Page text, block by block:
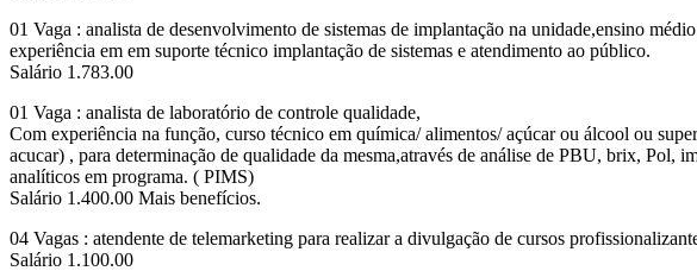
01 Vaga : analista de desenvolvimento de sistemas de implantação na unidade,ensino
experiência em em suporte técnico implantação de sistemas e atendimento ao público.
Salário 1.783.00
01 Vaga : analista de laboratório de controle qualidade,
Com experiência na função, curso técnico em química/ alimentos/ açúcar ou álcool ou
acucar) , para determinação de qualidade da mesma,através de análise de PBU, brix, Pol,
analíticos em programa. ( PIMS)
Salário 1.400.00 Mais benefícios.
04 Vagas : atendente de telemarketing para realizar a divulgação de cursos
Salário 1.100.00